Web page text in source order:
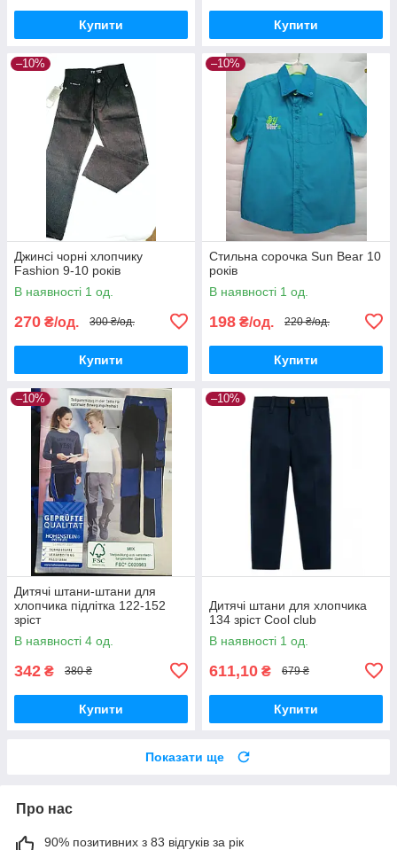
Купити Купити
–10%
Джинсі чорні хлопчику
Fashion 9-10 років
В наявності 1 од.
270 ₴/од. 300 ₴/од.
Купити
–10%
Стильна сорочка Sun Bear 10
років
В наявності 1 од.
198 ₴/од. 220 ₴/од.
Купити
–10%
Дитячі штани-штани для
хлопчика підлітка 122-152
зріст
В наявності 4 од.
342 ₴ 380 ₴
Купити
–10%
Дитячі штани для хлопчика
134 зріст Cool club
В наявності 1 од.
611,10 ₴ 679 ₴
Купити
Показати ще
Про нас
90% позитивних з 83 відгуків за рік